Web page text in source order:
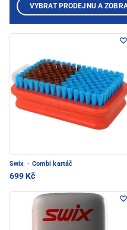
Swix · Combi kartáč
699 Kč